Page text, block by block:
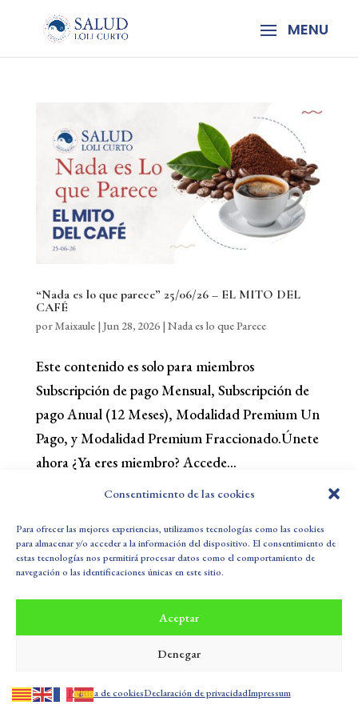
Consentimiento de las cookies
Para ofrecer las mejores experiencias, utilizamos tecnologías como las cookies
para almacenar y/o acceder a la información del dispositivo. El consentimiento de
estas tecnologías nos permitirá procesar datos como el comportamiento de
navegación o las identificaciones únicas en este sitio.
Aceptar
Denegar
Política de cookiesDeclaración de privacidadImpressum
“Nada es lo que parece” 25/06/26 – EL MITO DEL
CAFÉ
porMaixaule| Jun 28, 2026| Nada es lo que Parece
Este contenido es solo para miembros
Subscripción de pago Mensual, Subscripción de
pago Anual (12 Meses), Modalidad Premium Un
Pago, y Modalidad Premium Fraccionado.Únete
ahora ¿Ya eres miembro? Accede...
Política de Privacidad
Aviso Legal
Política de cookies (UE)
Sus Datos Seguros
| Diseñado porMaixaule